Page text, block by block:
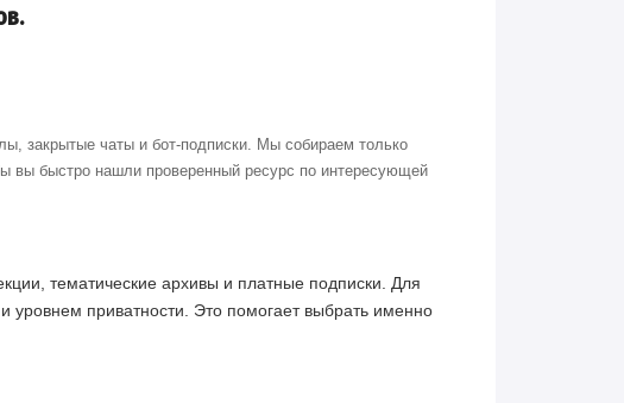
закрытые чаты и бот-подписки. Мы собираем только
вы быстро нашли проверенный ресурс по интересующей
тематические архивы и платные подписки. Для
уровнем приватности. Это помогает выбрать именно